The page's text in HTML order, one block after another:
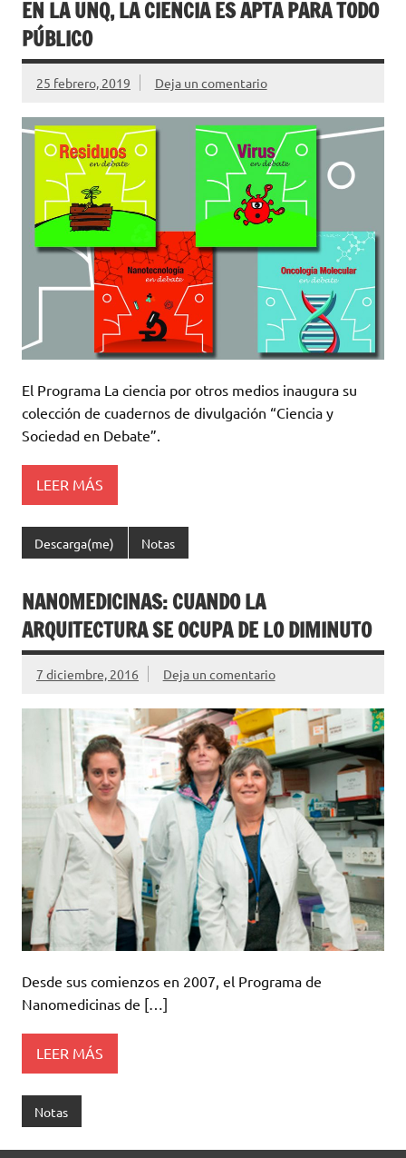
EN LA UNQ, LA CIENCIA ES APTA PARA TODO
PÚBLICO
25 febrero, 2019 Deja un comentario
El Programa La ciencia por otros medios inaugura su
colección de cuadernos de divulgación “Ciencia y
Sociedad en Debate”.
LEER MÁS
Descarga(me) Notas
NANOMEDICINAS: CUANDO LA
ARQUITECTURA SE OCUPA DE LO DIMINUTO
7 diciembre, 2016 Deja un comentario
Desde sus comienzos en 2007, el Programa de
Nanomedicinas de […]
LEER MÁS
Notas